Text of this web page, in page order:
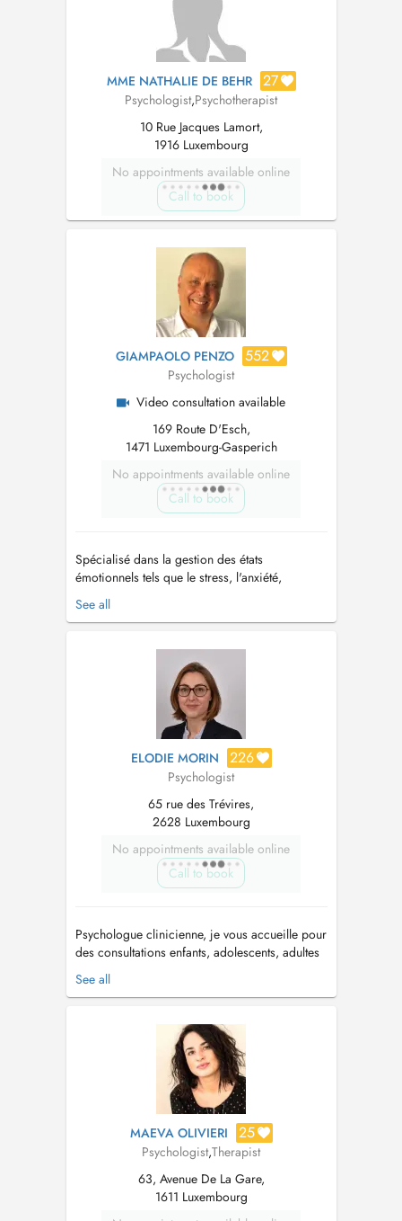
MME NATHALIE DE BEHR 27
Psychologist,Psychotherapist
10 Rue Jacques Lamort,
1916 Luxembourg
No appointments available online
Call to book
GIAMPAOLO PENZO 552
Psychologist
Video consultation available
169 Route D'Esch,
1471 Luxembourg-Gasperich
No appointments available online
Call to book
Spécialisé dans la gestion des états
émotionnels tels que le stress, l'anxiété,
l'angoisse, la colère, les attaques de panique et
les états dépressifs. Prise en charge des
démotivation et de la faible estime de soi;
facilitation des capacités d'attenti...
See all
ELODIE MORIN 226
Psychologist
65 rue des Trévires,
2628 Luxembourg
No appointments available online
Call to book
Psychologue clinicienne, je vous accueille pour
des consultations enfants, adolescents, adultes
ainsi que pour des soutiens à la parentalité et
des accompagnements en périnatalité. Je vous
identifier avec vous votre demande. Chaque
See all
MAEVA OLIVIERI 25
Psychologist,Therapist
63, Avenue De La Gare,
1611 Luxembourg